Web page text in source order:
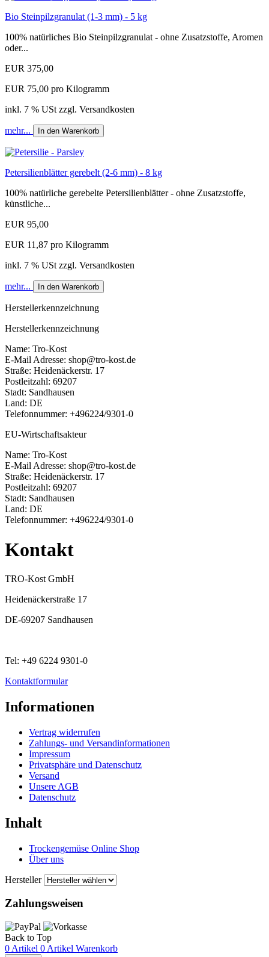
Bio Steinpilzgranulat (1-3 mm) - 5 kg
100% natürliches Bio Steinpilzgranulat - ohne Zusatzstoffe, Aromen
oder...
EUR 375,00
EUR 75,00 pro Kilogramm
inkl. 7 % USt zzgl. Versandkosten
mehr... In den Warenkorb
Petersilienblätter gerebelt (2-6 mm) - 8 kg
100% natürliche gerebelte Petersilienblätter - ohne Zusatzstoffe,
künstliche...
EUR 95,00
EUR 11,87 pro Kilogramm
inkl. 7 % USt zzgl. Versandkosten
mehr... In den Warenkorb
Herstellerkennzeichnung
Herstellerkennzeichnung
Name: Tro-Kost
E-Mail Adresse: shop@tro-kost.de
Straße: Heidenäckerstr. 17
Postleitzahl: 69207
Stadt: Sandhausen
Land: DE
Telefonnummer: +496224/9301-0
EU-Wirtschaftsakteur
Name: Tro-Kost
E-Mail Adresse: shop@tro-kost.de
Straße: Heidenäckerstr. 17
Postleitzahl: 69207
Stadt: Sandhausen
Land: DE
Telefonnummer: +496224/9301-0
Kontakt
TRO-Kost GmbH
Heidenäckerstraße 17
DE-69207 Sandhausen
Tel: +49 6224 9301-0
Kontaktformular
Informationen
Vertrag widerrufen
Zahlungs- und Versandinformationen
Impressum
Privatsphäre und Datenschutz
Versand
Unsere AGB
Datenschutz
Inhalt
Trockengemüse Online Shop
Über uns
Hersteller
Zahlungsweisen
Back to Top
0 Artikel 0 Artikel Warenkorb